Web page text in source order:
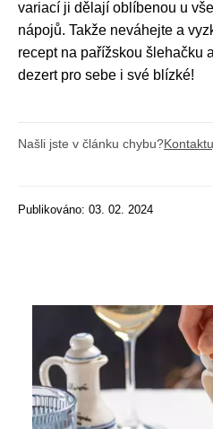
variací ji dělají oblíbenou u
nápojů. Takže neváhejte a
recept na pařížskou šlehačku
dezert pro sebe i své blízké!
Našli jste v článku chybu?
Publikováno: 03. 02. 2024